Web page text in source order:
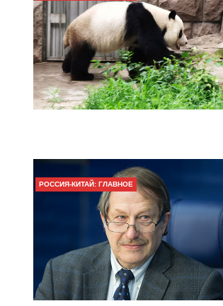
РОССИЯ-КИТАЙ: ГЛАВНОЕ